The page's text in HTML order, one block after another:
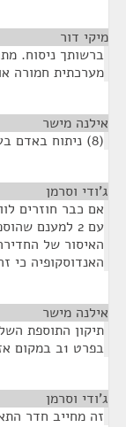
מיקי דור
מערכתית חמורה
אילנה מישר
(8) ניתוח באדם בעל BMI
ג'ודי וסרמן
עם 2 למענם
האיסור של
האנדוסקופיה כי
אילנה מישר
תיקון התוספת
בפרט 1ב במקום אזור יבוא חדר.
ג'ודי וסרמן
זה מחייב חדר